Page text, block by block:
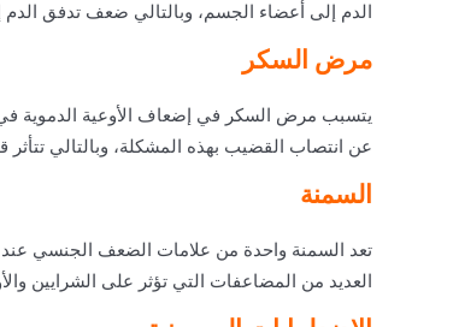
الدم إلى أعضاء الجسم، وبالتالي ضعف تدفق
مرض السكر
يتسبب مرض السكر في إضعاف الأوعية الدموية في
عن انتصاب القضيب بهذه المشكلة، وبالتالي
السمنة
تعد السمنة واحدة من علامات الضعف الجنسي عند
العديد من المضاعفات التي تؤثر على الشرايين